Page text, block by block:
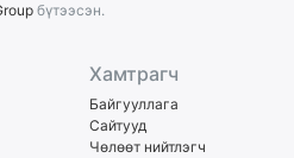
бүтээсэн.
Хамтрагч
Байгууллага
Сайтууд
Чөлөөт нийтлэгч